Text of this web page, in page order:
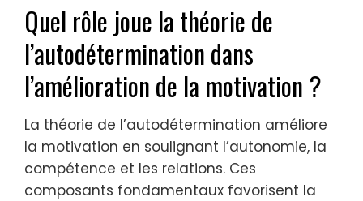
Quel rôle joue la théorie de
l’autodétermination dans
l’amélioration de la motivation ?
La théorie de l’autodétermination améliore
la motivation en soulignant l’autonomie, la
compétence et les relations. Ces
composants fondamentaux favorisent la